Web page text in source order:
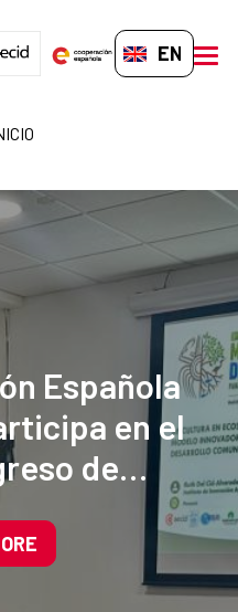
EN-GB
Española
en el
de
América
naturaleza